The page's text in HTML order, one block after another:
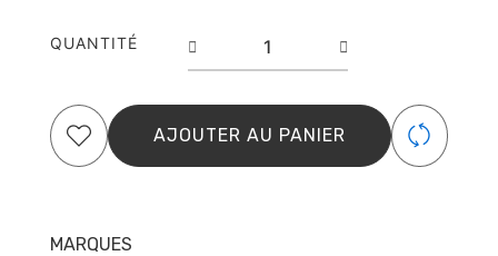
QUANTITÉ
Sky
Easy
Base
AJOUTER AU PANIER
MARQUES